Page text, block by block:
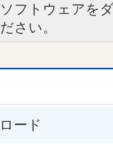
フトウェアを
さい。
ード